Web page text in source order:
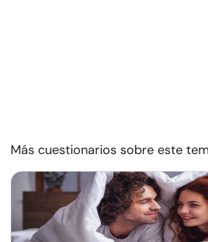
Más cuestionarios sobre este